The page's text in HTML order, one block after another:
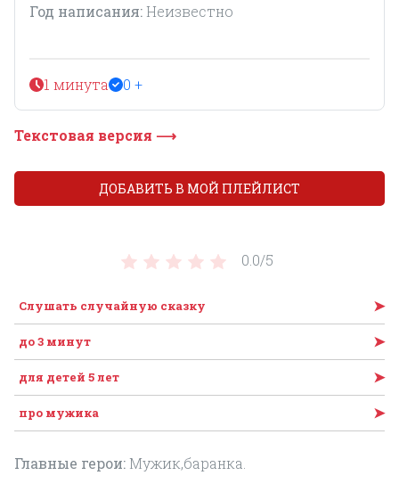
Год написания:Неизвестно
1 минута 0 +
Текстовая версия ⟶
0.0/5
Слушать случайную сказку ➤
до 3 минут ➤
для детей 5 лет ➤
про мужика ➤
Главные герои:Мужик,баранка.
ДОБАВИТЬ В МОЙ ПЛЕЙЛИСТ